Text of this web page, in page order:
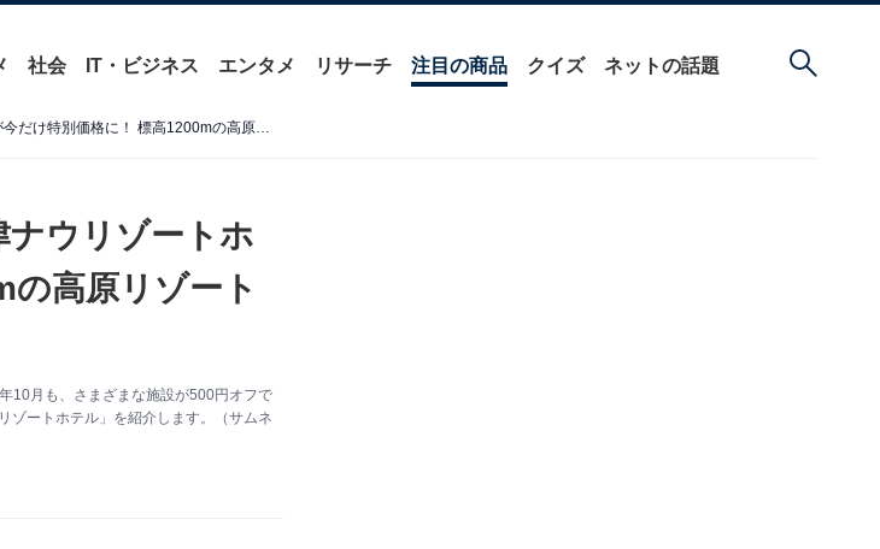
社会 IT・ビジネス エンタメ リサーチ 注目の商品 クイズ ネットの話題
【楽天トラベルセール】「草津温泉 草津ナウリゾートホテル」が今だけ特別価格に！ 標高1200mの高原リゾートで極上ステイ【10月20日】
ナウリゾートホ
の高原リゾート
10月も、さまざまな施設が500円オフで
ゾートホテル」を紹介します。（サムネ